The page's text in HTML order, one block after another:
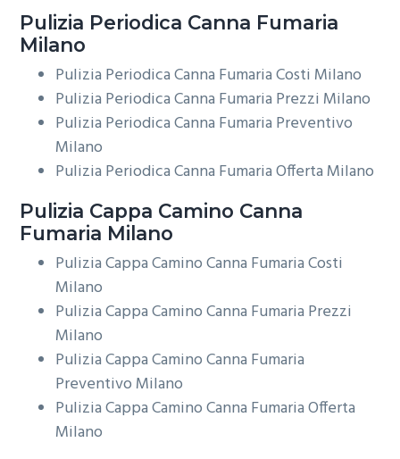
Pulizia Periodica Canna Fumaria
Milano
Pulizia Periodica Canna Fumaria Costi Milano
Pulizia Periodica Canna Fumaria Prezzi Milano
Pulizia Periodica Canna Fumaria Preventivo
Milano
Pulizia Periodica Canna Fumaria Offerta Milano
Pulizia Cappa Camino Canna
Fumaria Milano
Pulizia Cappa Camino Canna Fumaria Costi
Milano
Pulizia Cappa Camino Canna Fumaria Prezzi
Milano
Pulizia Cappa Camino Canna Fumaria
Preventivo Milano
Pulizia Cappa Camino Canna Fumaria Offerta
Milano